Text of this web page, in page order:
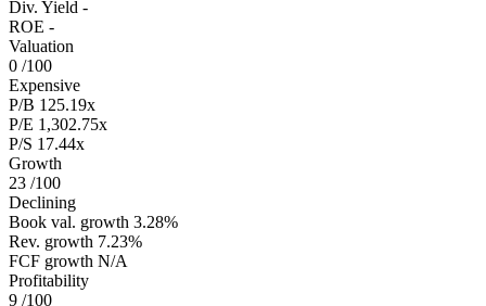
Div. Yield -
ROE -
Valuation
0 /100
Expensive
P/B 125.19x
P/E 1,302.75x
P/S 17.44x
Growth
23 /100
Declining
Book val. growth 3.28%
Rev. growth 7.23%
FCF growth N/A
Profitability
9 /100